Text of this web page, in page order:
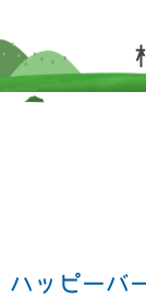
ハッピーバ